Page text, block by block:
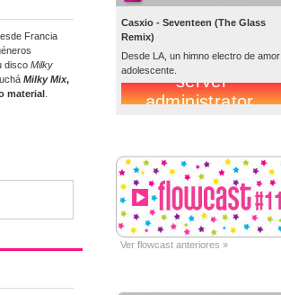
Francia
disco Milky
Milky Mix,
material
Casxio - Seventeen (The Glass
Remix)
Desde LA, un himno electro de amor
adolescente.
Ver flowcast anteriores »